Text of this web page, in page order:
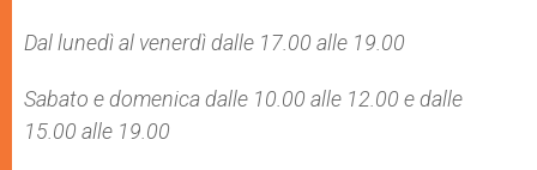
Dal lunedì al venerdì dalle 17.00 alle 19.00
Sabato e domenica dalle 10.00 alle 12.00 e dalle
15.00 alle 19.00